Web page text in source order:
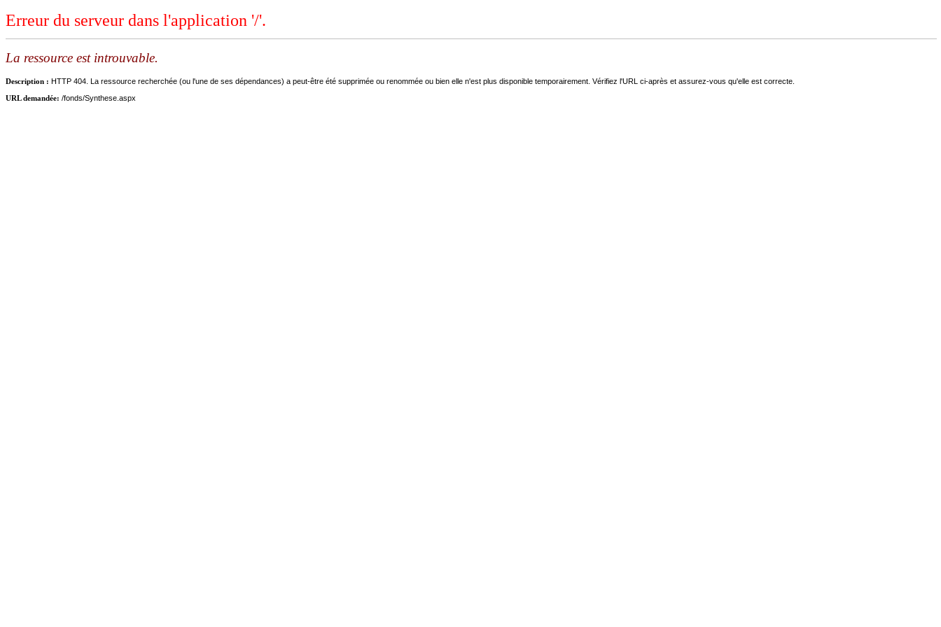
Erreur du serveur dans l'application '/'.
La ressource est introuvable.
Description : HTTP 404. La ressource recherchée (ou l'une de ses dépendances) a peut-être été supprimée ou renommée ou bien elle n'est plus disponible temporairement. Vérifiez l'URL ci-après et assurez-vous qu'elle est correcte.
URL demandée: /fonds/Synthese.aspx